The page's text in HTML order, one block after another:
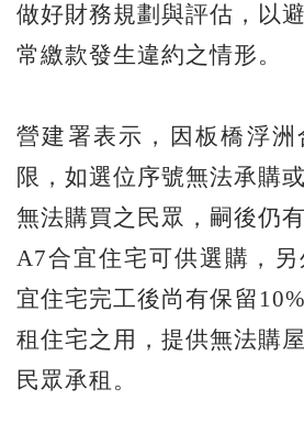
做好財務規劃與評估，以
常繳款發生違約之情形。
營建署表示，因板橋浮
限，如選位序號無法承購
無法購買之民眾，嗣後仍
A7合宜住宅可供選購，
宜住宅完工後尚有保留
租住宅之用，提供無法購
民眾承租。